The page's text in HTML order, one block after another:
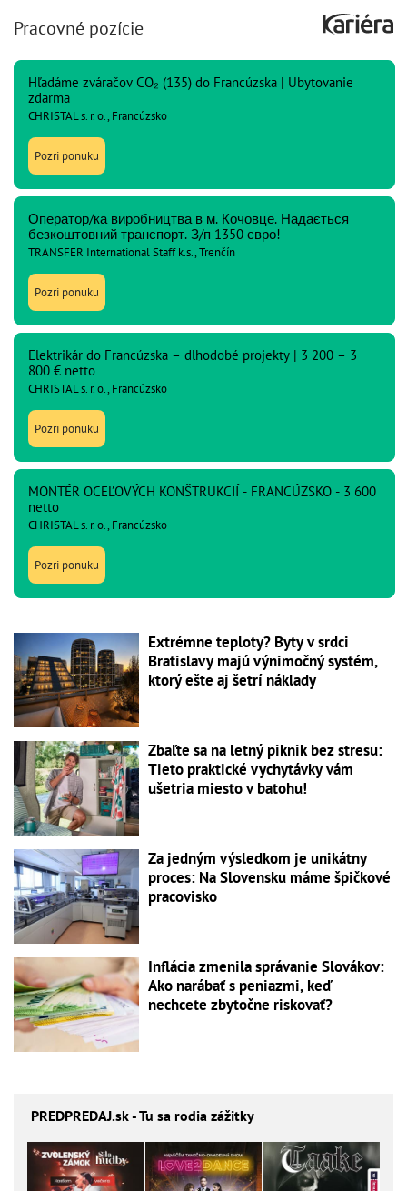
Pracovné pozície
Hľadáme zváračov CO₂ (135) do Francúzska | Ubytovanie
zdarma
CHRISTAL s. r. o., Francúzsko
Pozri ponuku
Оператор/ка виробництва в м. Кочовце. Надається
безкоштовний транспорт. З/п 1350 євро!
TRANSFER International Staff k.s., Trenčín
Pozri ponuku
Elektrikár do Francúzska – dlhodobé projekty | 3 200 – 3
800 € netto
CHRISTAL s. r. o., Francúzsko
Pozri ponuku
MONTÉR OCEĽOVÝCH KONŠTRUKCIÍ - FRANCÚZSKO - 3 600
netto
CHRISTAL s. r. o., Francúzsko
Pozri ponuku
Extrémne teploty? Byty v srdci
Bratislavy majú výnimočný systém,
ktorý ešte aj šetrí náklady
Zbaľte sa na letný piknik bez stresu:
Tieto praktické vychytávky vám
ušetria miesto v batohu!
Za jedným výsledkom je unikátny
proces: Na Slovensku máme špičkové
pracovisko
Inflácia zmenila správanie Slovákov:
Ako narábať s peniazmi, keď
nechcete zbytočne riskovať?
PREDPREDAJ.sk - Tu sa rodia zážitky